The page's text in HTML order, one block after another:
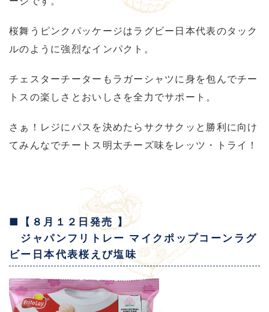
桜舞うピンクパッケージはラグビー日本代表のタック
ルのように強烈なインパクト。
チェスターチーターもラガーシャツに身を包んでチー
トスの楽しさとおいしさを全力でサポート。
さぁ！レジにパスを決めたらサクサクッと勝利に向け
てみんなでチートス明太チーズ味をレッツ・トライ！
■【８月１２日発売 】
ジャパンフリトレー マイクポップコーンラグ
ビー日本代表桜えび塩味